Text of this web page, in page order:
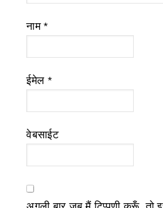
नाम*
ईमेल *
वेबसाईट